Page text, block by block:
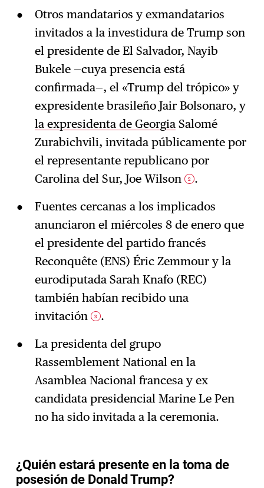
Otros mandatarios y exmandatarios
invitados a la investidura de Trump son
el presidente de El Salvador, Nayib
Bukele —cuya presencia está
confirmada—, el «Trump del trópico» y
expresidente brasileño Jair Bolsonaro, y
la expresidenta de GeorgiaSalomé
Zurabichvili, invitada públicamente por
el representante republicano por
Carolina del Sur, Joe Wilson
2 .
Fuentes cercanas a los implicados
anunciaron el miércoles 8 de enero que
el presidente del partido francés
Reconquête (ENS) Éric Zemmour y la
eurodiputada Sarah Knafo (REC)
también habían recibido una
invitación
3 .
La presidenta del grupo
Rassemblement National en la
Asamblea Nacional francesa y ex
candidata presidencial Marine Le Pen
no ha sido invitada a la ceremonia.